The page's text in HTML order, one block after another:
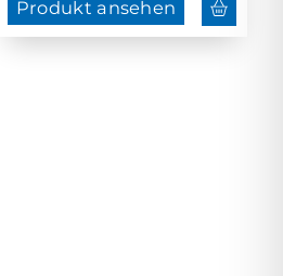
Produkt ansehen